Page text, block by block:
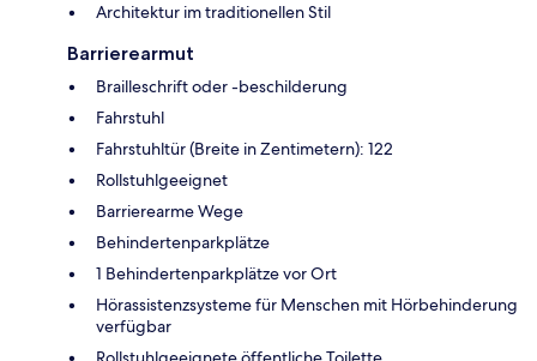
Architektur im traditionellen Stil
Barrierearmut
Brailleschrift oder -beschilderung
Fahrstuhl
Fahrstuhltür (Breite in Zentimetern): 122
Rollstuhlgeeignet
Barrierearme Wege
Behindertenparkplätze
1 Behindertenparkplätze vor Ort
Hörassistenzsysteme für Menschen mit Hörbehinderung
verfügbar